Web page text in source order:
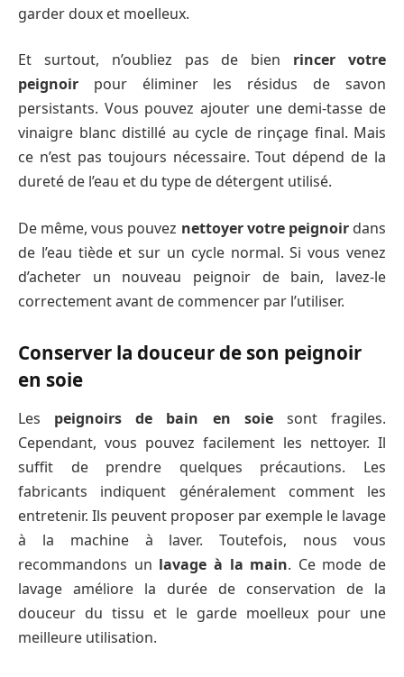
garder doux et moelleux.
Et surtout, n’oubliez pas de bien rincer votre
peignoir pour éliminer les résidus de savon
persistants. Vous pouvez ajouter une demi-tasse de
vinaigre blanc distillé au cycle de rinçage final. Mais
ce n’est pas toujours nécessaire. Tout dépend de la
dureté de l’eau et du type de détergent utilisé.
De même, vous pouvez nettoyer votre peignoirdans
de l’eau tiède et sur un cycle normal. Si vous venez
d’acheter un nouveau peignoir de bain, lavez-le
correctement avant de commencer par l’utiliser.
Conserver la douceur de son peignoir
en soie
Les peignoirs de bain en soiesont fragiles.
Cependant, vous pouvez facilement les nettoyer. Il
suffit de prendre quelques précautions. Les
fabricants indiquent généralement comment les
entretenir. Ils peuvent proposer par exemple le lavage
à la machine à laver. Toutefois, nous vous
recommandons un lavage à la main. Ce mode de
lavage améliore la durée de conservation de la
douceur du tissu et le garde moelleux pour une
meilleure utilisation.